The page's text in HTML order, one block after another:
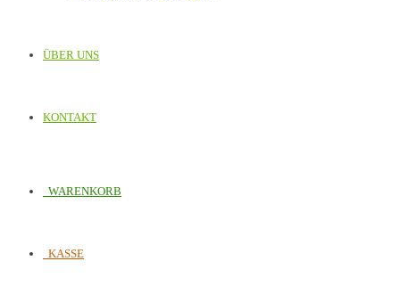
ÜBER UNS
KONTAKT
WARENKORB
KASSE